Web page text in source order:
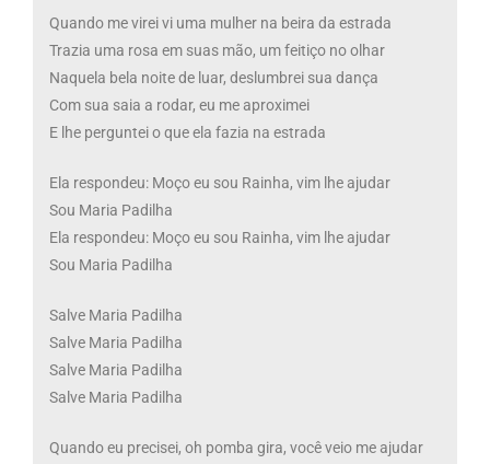
Quando me virei vi uma mulher na beira da estrada
Trazia uma rosa em suas mão, um feitiço no olhar
Naquela bela noite de luar, deslumbrei sua dança
Com sua saia a rodar, eu me aproximei
E lhe perguntei o que ela fazia na estrada
Ela respondeu: Moço eu sou Rainha, vim lhe ajudar
Sou Maria Padilha
Ela respondeu: Moço eu sou Rainha, vim lhe ajudar
Sou Maria Padilha
Salve Maria Padilha
Salve Maria Padilha
Salve Maria Padilha
Salve Maria Padilha
Quando eu precisei, oh pomba gira, você veio me ajudar